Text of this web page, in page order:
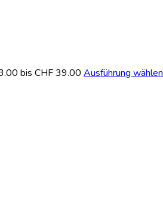
bis CHF 39.00 Ausführung wählen